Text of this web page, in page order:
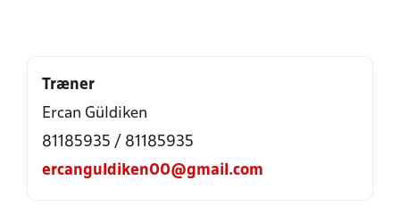
Træner
Ercan Güldiken
81185935 / 81185935
ercanguldiken00@gmail.com